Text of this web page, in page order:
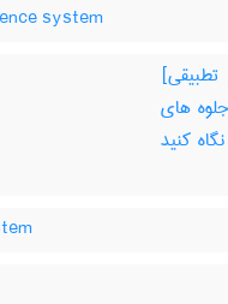
system
های
کنید